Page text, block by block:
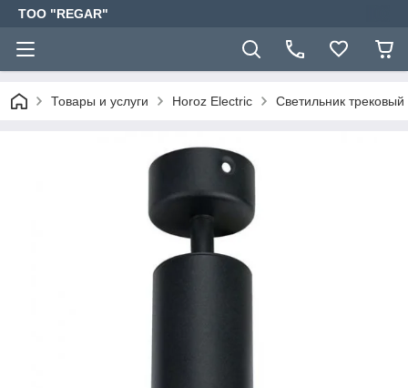
TOO "REGAR"
Товары и услуги Horoz Electric Светильник